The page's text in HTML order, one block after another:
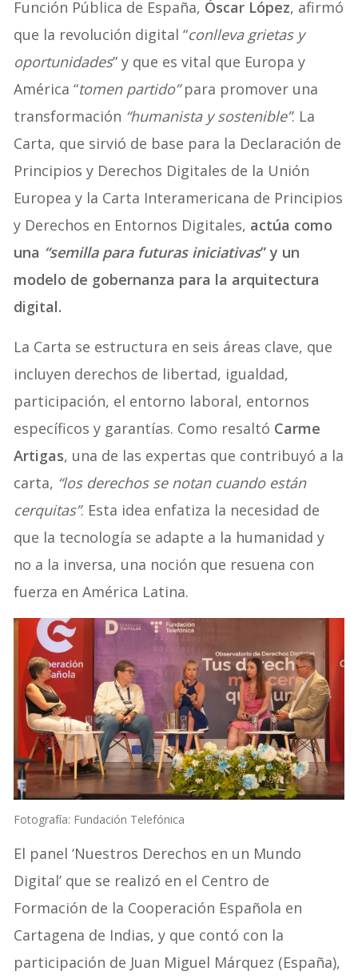
Función Pública de España, Óscar López, afirmó
que la revolución digital “conlleva grietas y
oportunidades” y que es vital que Europa y
América “tomen partido”para promover una
transformación “humanista y sostenible”. La
Carta, que sirvió de base para la Declaración de
Principios y Derechos Digitales de la Unión
Europea y la Carta Interamericana de Principios
y Derechos en Entornos Digitales, actúa como
una “semilla para futuras iniciativas” y un
modelo de gobernanza para la arquitectura
digital.
La Carta se estructura en seis áreas clave, que
incluyen derechos de libertad, igualdad,
participación, el entorno laboral, entornos
específicos y garantías. Como resaltó Carme
Artigas, una de las expertas que contribuyó a la
carta, “los derechos se notan cuando están
cerquitas”. Esta idea enfatiza la necesidad de
que la tecnología se adapte a la humanidad y
no a la inversa, una noción que resuena con
fuerza en América Latina.
Fotografía: Fundación Telefónica
El panel ‘Nuestros Derechos en un Mundo
Digital’ que se realizó en el Centro de
Formación de la Cooperación Española en
Cartagena de Indias, y que contó con la
participación de Juan Miguel Márquez (España),